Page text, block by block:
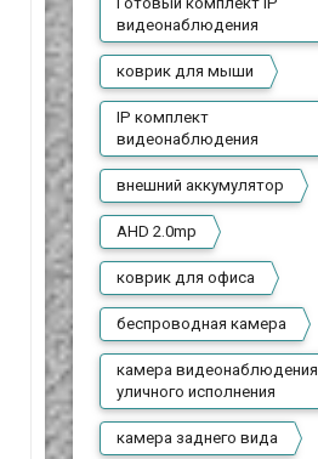
видеонаблюдения
коврик для мыши
IP комплект
видеонаблюдения
внешний аккумулятор
AHD 2.0mp
коврик для офиса
беспроводная камера
камера видеонаблюдения
уличного исполнения
камера заднего вида